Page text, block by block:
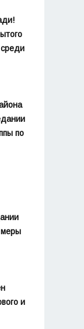
по
меры
и